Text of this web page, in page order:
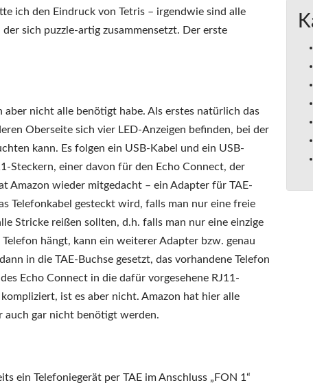
ich den Eindruck von Tetris – irgendwie sind alle
sich puzzle-artig zusammensetzt. Der erste
aber nicht alle benötigt habe. Als erstes natürlich das
Oberseite sich vier LED-Anzeigen befinden, bei der
kann. Es folgen ein USB-Kabel und ein USB-
Steckern, einer davon für den Echo Connect, der
Amazon wieder mitgedacht – ein Adapter für TAE-
Telefonkabel gesteckt wird, falls man nur eine freie
Stricke reißen sollten, d.h. falls man nur eine einzige
hängt, kann ein weiterer Adapter bzw. genau
in die TAE-Buchse gesetzt, das vorhandene Telefon
Echo Connect in die dafür vorgesehene RJ11-
ist es aber nicht. Amazon hat hier alle
auch gar nicht benötigt werden.
ein Telefoniegerät per TAE im Anschluss „FON 1“